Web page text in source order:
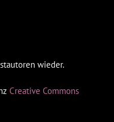
wieder.
Creative Commons